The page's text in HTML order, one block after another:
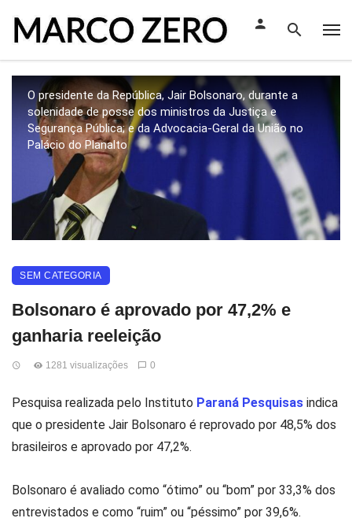
O presidente da República, Jair Bolsonaro, durante a
solenidade de posse dos ministros da Justiça e
Segurança Pública; e da Advocacia-Geral da União no
Palácio do Planalto
SEM CATEGORIA
Bolsonaro é aprovado por 47,2% e
ganharia reeleição
1281 visualizações 0
Pesquisa realizada pelo Instituto Paraná Pesquisas indica
que o presidente Jair Bolsonaro é reprovado por 48,5% dos
brasileiros e aprovado por 47,2%.
Bolsonaro é avaliado como “ótimo” ou “bom” por 33,3% dos
entrevistados e como “ruim” ou “péssimo” por 39,6%.